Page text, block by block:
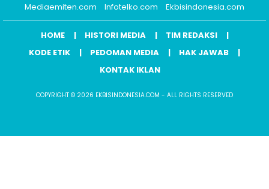
Mediaemiten.com
Infotelko.com Ekbisindonesia.com
HOME HISTORI MEDIA
TIM REDAKSI
KODE ETIK
PEDOMAN MEDIA
HAK JAWAB
KONTAK IKLAN
COPYRIGHT © 2026 EKBISINDONESIA.COM - ALL RIGHTS RESERVED